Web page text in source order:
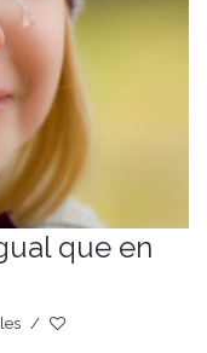
que en
/